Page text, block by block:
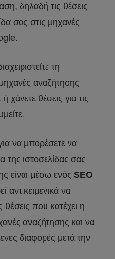
δηλαδή τις θέσεις
σας στις μηχανές
τη
μηχανές αναζήτησης
χάνετε θέσεις για τις
να μπορέσετε να
της ιστοσελίδας σας
είναι μέσω ενός SEO
αντικειμενικά να
θέσεις που κατέχει η
αναζήτησης και να
διαφορές μετά την